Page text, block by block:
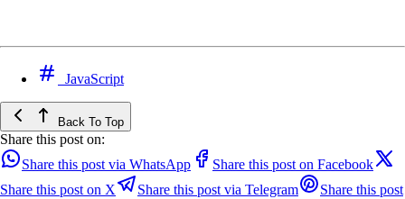
JavaScript
Back To Top
Share this post on:
Share this post via WhatsApp
Share this post on Facebook
Share this post on X
Share this post via Telegram Share this post